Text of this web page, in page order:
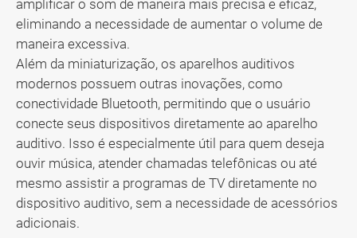
amplificar o som de maneira mais precisa e eficaz,
eliminando a necessidade de aumentar o volume de
maneira excessiva.
Além da miniaturização, os aparelhos auditivos
modernos possuem outras inovações, como
conectividade Bluetooth, permitindo que o usuário
conecte seus dispositivos diretamente ao aparelho
auditivo. Isso é especialmente útil para quem deseja
ouvir música, atender chamadas telefônicas ou até
mesmo assistir a programas de TV diretamente no
dispositivo auditivo, sem a necessidade de acessórios
adicionais.